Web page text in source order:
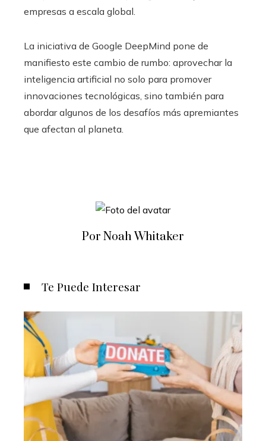
empresas a escala global.
La iniciativa de Google DeepMind pone de
manifiesto este cambio de rumbo: aprovechar la
inteligencia artificial no solo para promover
innovaciones tecnológicas, sino también para
abordar algunos de los desafíos más apremiantes
que afectan al planeta.
Por Noah Whitaker
Te Puede Interesar